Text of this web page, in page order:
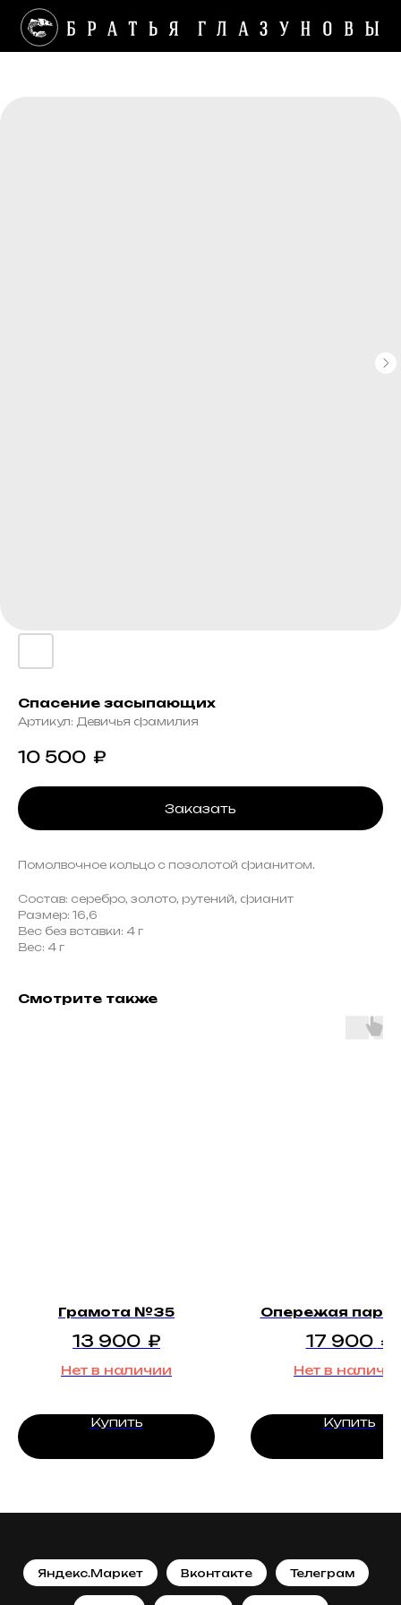
Спасение засыпающих
Артикул: Девичья фамилия
10 500 ₽
Заказать
Помолвочное кольцо с позолотой фианитом.
Состав: серебро, золото, рутений, фианит
Размер: 16,6
Вес без вставки: 4 г
Вес: 4 г
Смотрите также
Грамота №35
13 900 ₽
Нет в наличии
Купить
Опережая
17 900 ₽
Нет в
Купить
Яндекс.Маркет Вконтакте Телеграм